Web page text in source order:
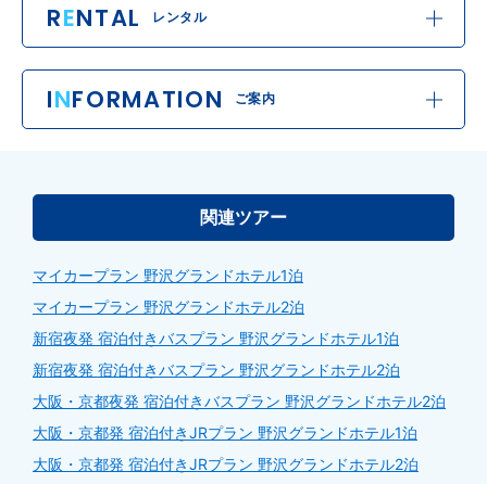
RENTAL レンタル
INFORMATION ご案内
関連ツアー
マイカープラン 野沢グランドホテル1泊
マイカープラン 野沢グランドホテル2泊
新宿夜発 宿泊付きバスプラン 野沢グランドホテル1泊
新宿夜発 宿泊付きバスプラン 野沢グランドホテル2泊
大阪・京都夜発 宿泊付きバスプラン 野沢グランドホテル2泊
大阪・京都発 宿泊付きJRプラン 野沢グランドホテル1泊
大阪・京都発 宿泊付きJRプラン 野沢グランドホテル2泊